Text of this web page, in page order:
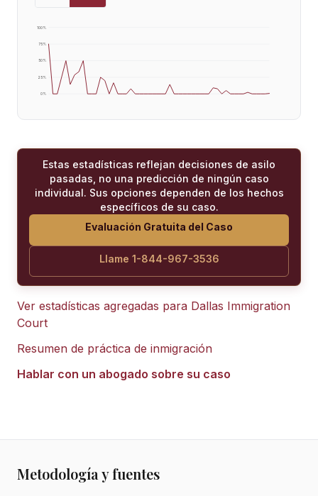
0%
25%
50%
75%
100%
Estas estadísticas reflejan decisiones de asilo
pasadas, no una predicción de ningún caso
individual. Sus opciones dependen de los hechos
específicos de su caso.
Evaluación Gratuita del Caso
Llame 1-844-967-3536
Ver estadísticas agregadas para Dallas Immigration
Court
Resumen de práctica de inmigración
Hablar con un abogado sobre su caso
Metodología y fuentes